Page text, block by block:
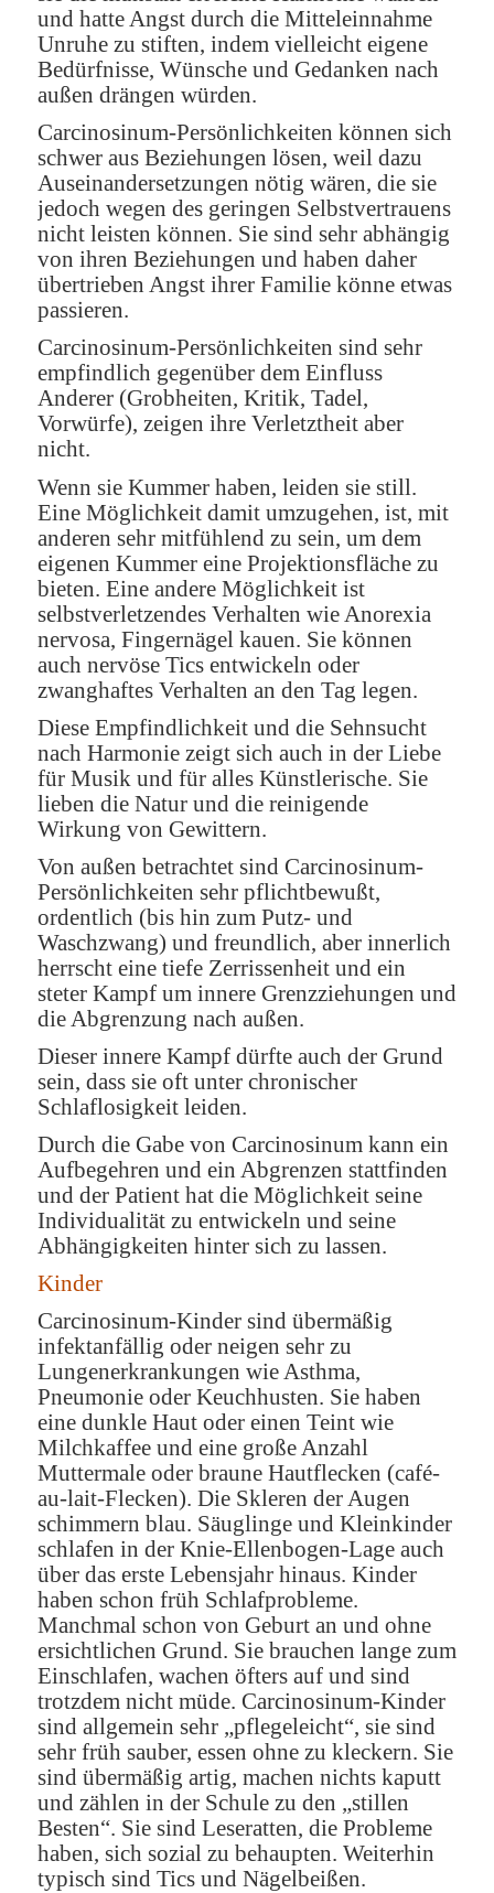
und hatte Angst durch die Mitteleinnahme
Unruhe zu stiften, indem vielleicht eigene
Bedürfnisse, Wünsche und Gedanken nach
außen drängen würden.
Carcinosinum-Persönlichkeiten können sich
schwer aus Beziehungen lösen, weil dazu
Auseinandersetzungen nötig wären, die sie
jedoch wegen des geringen Selbstvertrauens
nicht leisten können. Sie sind sehr abhängig
von ihren Beziehungen und haben daher
übertrieben Angst ihrer Familie könne etwas
passieren.
Carcinosinum-Persönlichkeiten sind sehr
empfindlich gegenüber dem Einfluss
Anderer (Grobheiten, Kritik, Tadel,
Vorwürfe), zeigen ihre Verletztheit aber
nicht.
Wenn sie Kummer haben, leiden sie still.
Eine Möglichkeit damit umzugehen, ist, mit
anderen sehr mitfühlend zu sein, um dem
eigenen Kummer eine Projektionsfläche zu
bieten. Eine andere Möglichkeit ist
selbstverletzendes Verhalten wie Anorexia
nervosa, Fingernägel kauen. Sie können
auch nervöse Tics entwickeln oder
zwanghaftes Verhalten an den Tag legen.
Diese Empfindlichkeit und die Sehnsucht
nach Harmonie zeigt sich auch in der Liebe
für Musik und für alles Künstlerische. Sie
lieben die Natur und die reinigende
Wirkung von Gewittern.
Von außen betrachtet sind Carcinosinum-
Persönlichkeiten sehr pflichtbewußt,
ordentlich (bis hin zum Putz- und
Waschzwang) und freundlich, aber innerlich
herrscht eine tiefe Zerrissenheit und ein
steter Kampf um innere Grenzziehungen und
die Abgrenzung nach außen.
Dieser innere Kampf dürfte auch der Grund
sein, dass sie oft unter chronischer
Schlaflosigkeit leiden.
Durch die Gabe von Carcinosinum kann ein
Aufbegehren und ein Abgrenzen stattfinden
und der Patient hat die Möglichkeit seine
Individualität zu entwickeln und seine
Abhängigkeiten hinter sich zu lassen.
Kinder
Carcinosinum-Kinder sind übermäßig
infektanfällig oder neigen sehr zu
Lungenerkrankungen wie Asthma,
Pneumonie oder Keuchhusten. Sie haben
eine dunkle Haut oder einen Teint wie
Milchkaffee und eine große Anzahl
Muttermale oder braune Hautflecken (café-
au-lait-Flecken). Die Skleren der Augen
schimmern blau. Säuglinge und Kleinkinder
schlafen in der Knie-Ellenbogen-Lage auch
über das erste Lebensjahr hinaus. Kinder
haben schon früh Schlafprobleme.
Manchmal schon von Geburt an und ohne
ersichtlichen Grund. Sie brauchen lange zum
Einschlafen, wachen öfters auf und sind
trotzdem nicht müde. Carcinosinum-Kinder
sind allgemein sehr „pflegeleicht“, sie sind
sehr früh sauber, essen ohne zu kleckern. Sie
sind übermäßig artig, machen nichts kaputt
und zählen in der Schule zu den „stillen
Besten“. Sie sind Leseratten, die Probleme
haben, sich sozial zu behaupten. Weiterhin
typisch sind Tics und Nägelbeißen.